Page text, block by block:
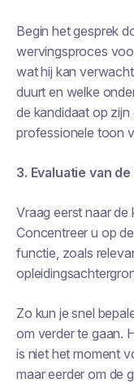
Begin het gesprek
wervingsproces
wat hij kan
duurt en welke
de kandidaat op
professionele toon
3. Evaluatie van
Vraag eerst naar
Concentreer u op
functie, zoals
Zo kun je snel
om verder te gaan.
is niet het moment
maar eerder om de